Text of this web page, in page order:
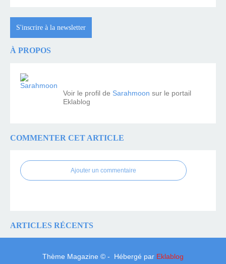
S'inscrire à la newsletter
À PROPOS
Voir le profil de Sarahmoon sur le portail
Eklablog
COMMENTER CET ARTICLE
Ajouter un commentaire
ARTICLES RÉCENTS
Thème Magazine © - Hébergé par Eklablog